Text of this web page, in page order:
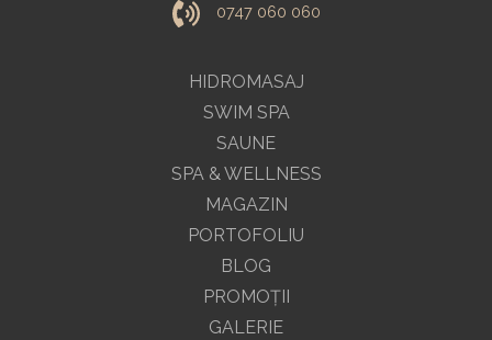
HIDROMASAJ
SWIM SPA
SAUNE
SPA & WELLNESS
MAGAZIN
0747 060 060
PORTOFOLIU
BLOG
PROMOŢII
GALERIE